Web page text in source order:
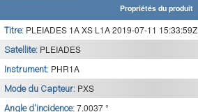
Propriétés du produit
Titre: PLEIADES 1A XS L1A 2019-07-11 15:33:59Z
Satellite: PLEIADES
Instrument: PHR1A
Mode du Capteur: PXS
Angle d'incidence: 7.0037 °